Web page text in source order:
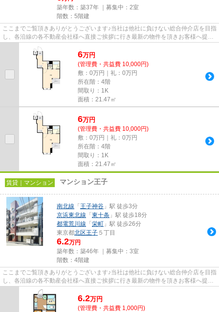
築年数：築37年 ｜募集中： 2室
階数：5階建
ここまでご覧頂きありがとうございます♪当社は他社に負けない総合仲介店を目指
し、各沿線の各不動産会社様へ直接ご挨拶に行き最新の物件を頂きお客様へ提供
しております！最新の情報は...
6万円
(管理費・共益費 10,000円)
敷：0万円｜礼：0万円
所在階：4階
間取り：1K
面積：21.47㎡
6万円
(管理費・共益費 10,000円)
敷：0万円｜礼：0万円
所在階：4階
間取り：1K
面積：21.47㎡
賃貸｜マンション マンション王子
南北線 「 王子神谷 」駅 徒歩3分
京浜東北線 「 東十条 」駅 徒歩18分
都電荒川線 「 栄町 」駅 徒歩26分
東京都北区王子 ５丁目
6.2万円
築年数：築46年 ｜募集中： 3室
階数：4階建
ここまでご覧頂きありがとうございます♪当社は他社に負けない総合仲介店を目指
し、各沿線の各不動産会社様へ直接ご挨拶に行き最新の物件を頂きお客様へ提供
しております！最新の情報は...
6.2万円
(管理費・共益費 1,000円)